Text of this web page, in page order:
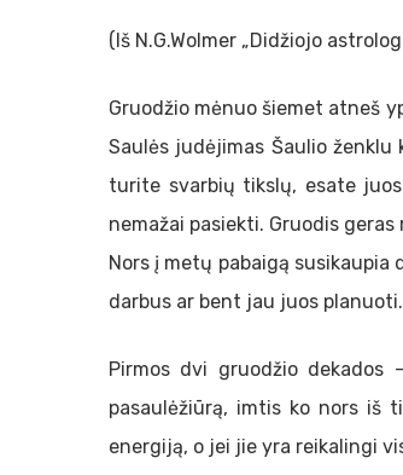
(Iš N.G.Wolmer „Didžiojo
Gruodžio mėnuo šiemet atneš
Saulės judėjimas Šaulio
turite svarbių tikslų, esate
nemažai pasiekti. Gruodis
Nors į metų pabaigą
darbus ar bent jau juos planuoti.
Pirmos dvi gruodžio dekados
pasaulėžiūrą, imtis ko nors iš
energiją, o jei jie yra reikalingi